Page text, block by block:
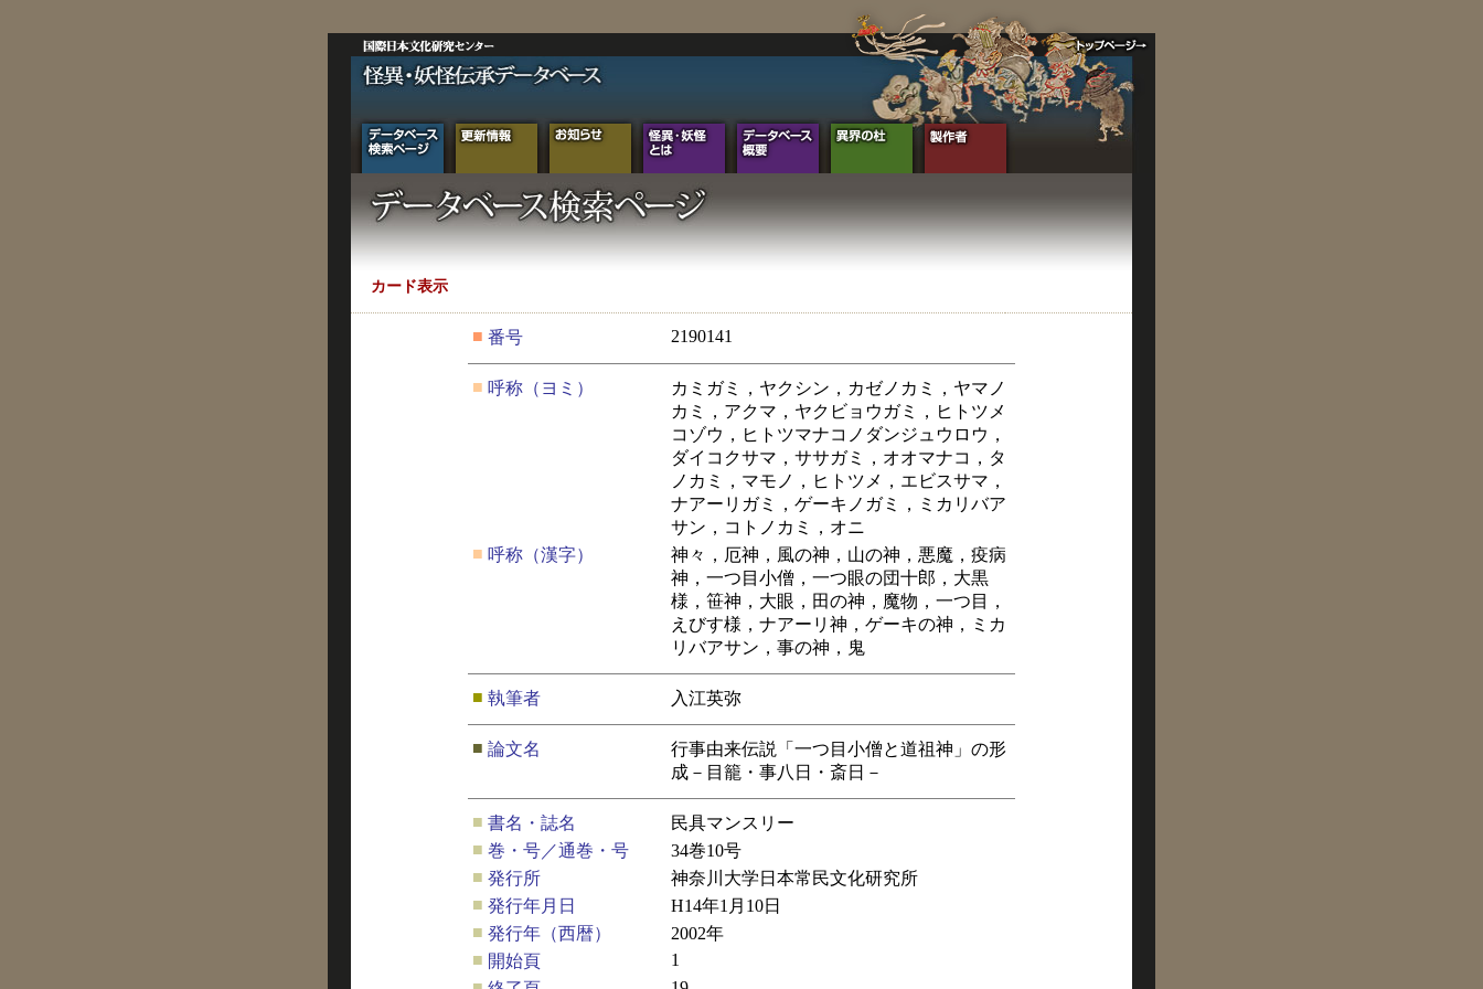
カード表示
■ 番号 2190141
■ 呼称（ヨミ）
カミガミ，ヤクシン，カゼノカミ，ヤマノ
カミ，アクマ，ヤクビョウガミ，ヒトツメ
コゾウ，ヒトツマナコノダンジュウロウ，
ダイコクサマ，ササガミ，オオマナコ，タ
ノカミ，マモノ，ヒトツメ，エビスサマ，
ナアーリガミ，ゲーキノガミ，ミカリバア
サン，コトノカミ，オニ
■ 呼称（漢字）
神々，厄神，風の神，山の神，悪魔，疫病
神，一つ目小僧，一つ眼の団十郎，大黒
様，笹神，大眼，田の神，魔物，一つ目，
えびす様，ナアーリ神，ゲーキの神，ミカ
リバアサン，事の神，鬼
■ 執筆者 入江英弥
■ 論文名
行事由来伝説「一つ目小僧と道祖神」の形
成－目籠・事八日・斎日－
■ 書名・誌名
民具マンスリー
■ 巻・号／通巻・号
34巻10号
■ 発行所
神奈川大学日本常民文化研究所
■ 発行年月日
H14年1月10日
■ 発行年（西暦）
2002年
■ 開始頁
1